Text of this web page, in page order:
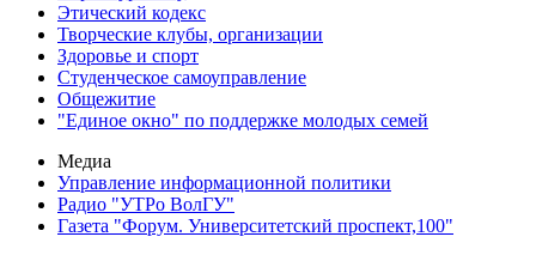
Этический кодекс
Творческие клубы, организации
Здоровье и спорт
Студенческое самоуправление
Общежитие
"Единое окно" по поддержке молодых семей
Медиа
Управление информационной политики
Радио "УТРо ВолГУ"
Газета "Форум. Университетский проспект,100"